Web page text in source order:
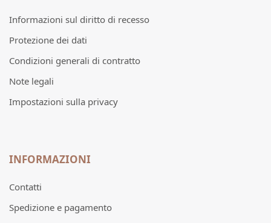
Informazioni sul diritto di recesso
Protezione dei dati
Condizioni generali di contratto
Note legali
Impostazioni sulla privacy
INFORMAZIONI
Contatti
Spedizione e pagamento